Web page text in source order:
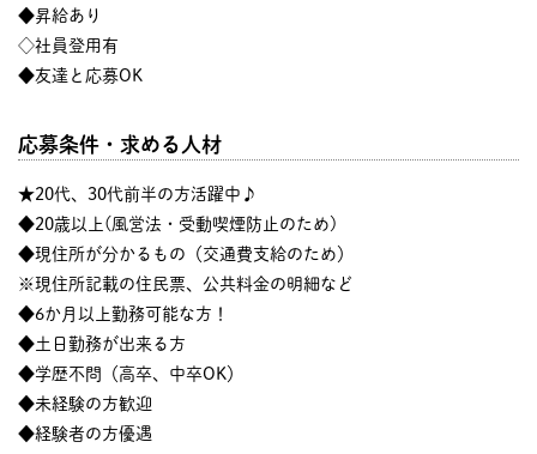
◆昇給あり
◇社員登用有
◆友達と応募OK
応募条件・求める人材
★20代、30代前半の方活躍中♪
◆20歳以上(風営法・受動喫煙防止のため)
◆現住所が分かるもの（交通費支給のため）
※現住所記載の住民票、公共料金の明細など
◆6か月以上勤務可能な方！
◆土日勤務が出来る方
◆学歴不問（高卒、中卒OK）
◆未経験の方歓迎
◆経験者の方優遇